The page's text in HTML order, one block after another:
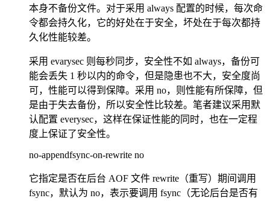
本身不备份文件。对于采用 always 配置的时候，每次命
令都会持久化，它的好处在于安全，坏处在于每次都持
久化性能较差。
采用 evarysec 则每秒同步，安全性不如 always，备份可
能会丢失 1 秒以内的命令，但是隐患也不大，安全度尚
可，性能可以得到保障。采用 no，则性能有所保障，但
是由于失去备份，所以安全性比较差。笔者建议采用默
认配置 everysec，这样在保证性能的同时，也在一定程
度上保证了安全性。
no-appendfsync-on-rewrite no
它指定是否在后台 AOF 文件 rewrite（重写）期间调用
fsync，默认为 no，表示要调用 fsync（无论后台是否有